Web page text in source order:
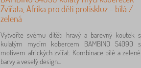
Zvířata, Afrika pro děti protiskluz - bílá /
zelená
Vytvořte svému dítěti hravý a barevný koutek s
kulatým mycím kobercem BAMBINO 54090 s
motivem afrických zvířat. Kombinace bílé a zelené
barvy a veselý design...